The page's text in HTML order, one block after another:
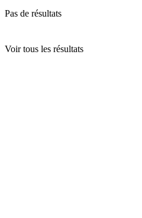
Pas de résultats
Voir tous les résultats